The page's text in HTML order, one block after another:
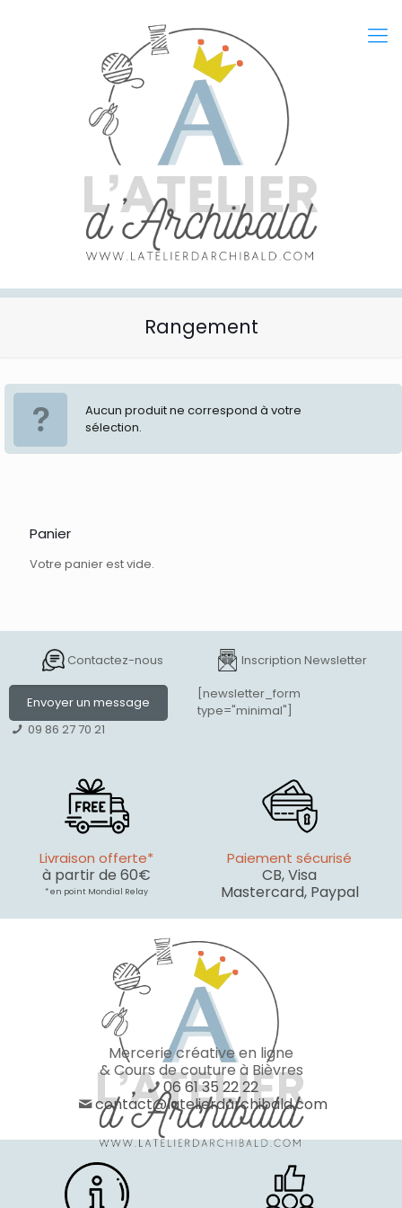
Rangement
Aucun produit ne correspond à votre
sélection.
Panier
Votre panier est vide.
Contactez-nous
Envoyer un message
09 86 27 70 21
Inscription Newsletter
[newsletter_form
type="minimal"]
Livraison offerte*
à partir de 60€
* en point Mondial Relay
Paiement sécurisé
CB, Visa
Mastercard, Paypal
Mercerie créative en ligne
& Cours de couture à Bièvres
06 61 35 22 22
contact@latelierdarchibald.com